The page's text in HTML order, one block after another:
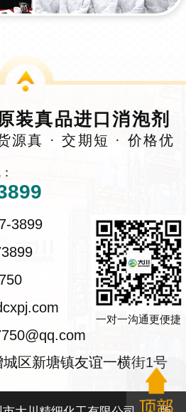
装真品进口消泡剂
源真 · 交期短 · 价格优
3899
区新塘镇友谊一横街1号
一对一沟通更便捷